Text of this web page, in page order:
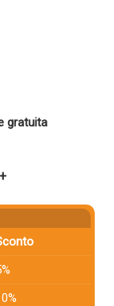
gratuita